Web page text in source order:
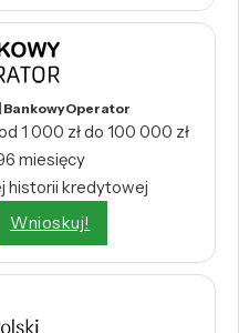
BankowyOperator
1 000 zł do 100 000 zł
miesięcy
historii kredytowej
Wnioskuj!